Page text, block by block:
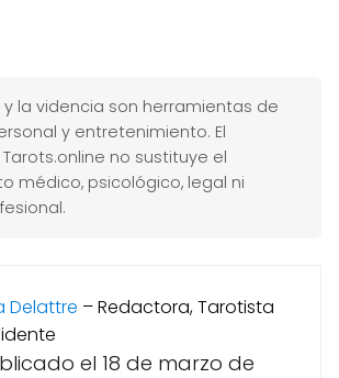
y la videncia son herramientas de
y entretenimiento. El
no sustituye el
médico, psicológico, legal ni
Delattre –Redactora, Tarotista
el 18 de marzo de